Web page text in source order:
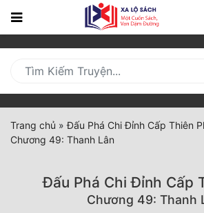
Trang
Mới
Cập
Nhật
(current)
Trang chủ »Đấu Phá Chi Đỉnh Cấp Thiên
Chương 49: Thanh Lân
Đấu Phá Chi Đỉnh Cấp
Chương 49: Thanh